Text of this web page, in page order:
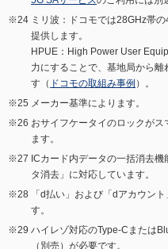
ミリ波：ドコモでは28GHz帯
提供します。
HPUE：High Power User
力にすることで、基地局から
す（ ドコモの取組み事例 ）。
メーカー基準によります。
おサイフケータイのロックが
ます。
ICカード内データの一括消去
タ消去」に対応しています。
「d払い」および「dアカウン
す。
ハイレゾ対応のType-Cまたは
（別売）が必要です。